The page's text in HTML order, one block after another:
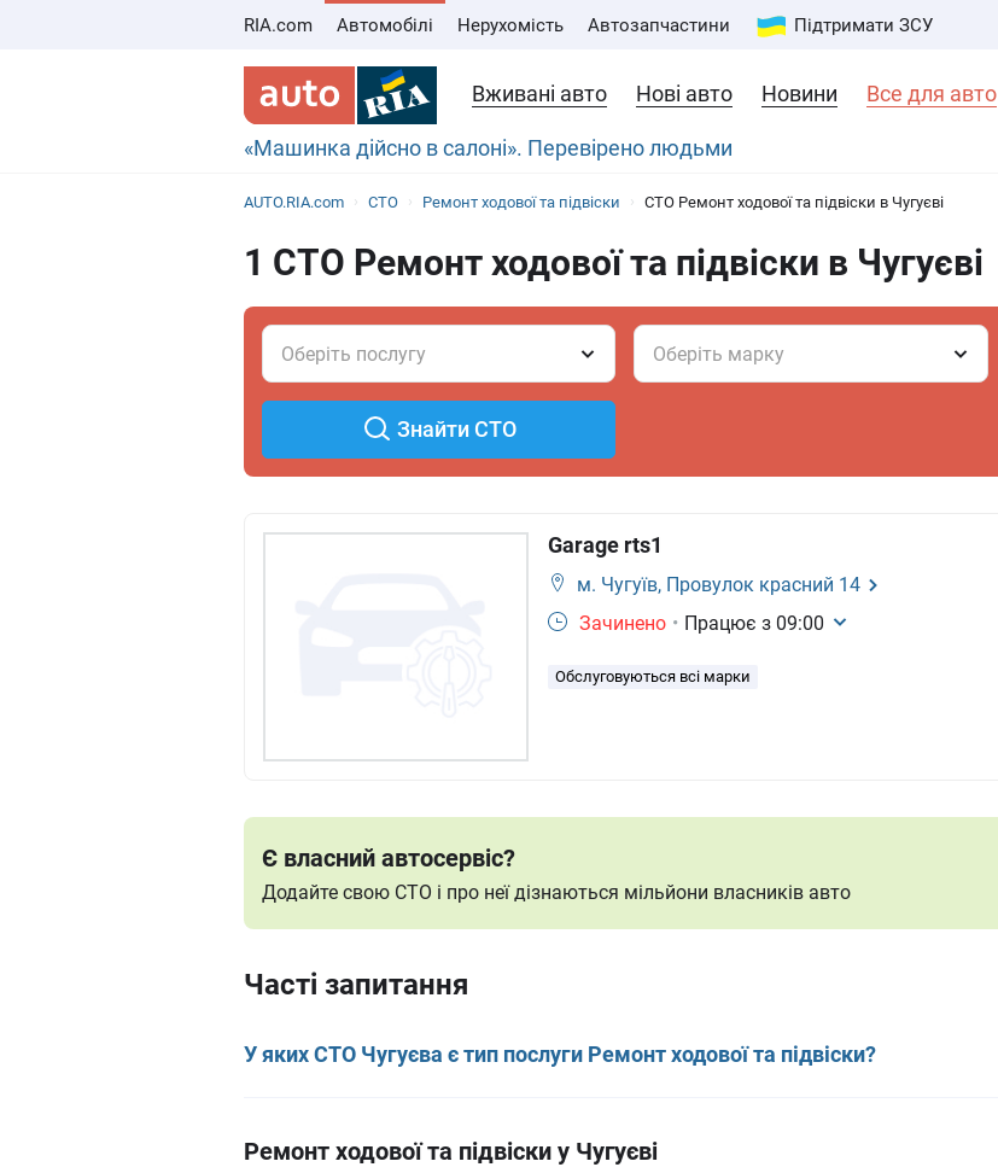
RIA.com Автомобілі Нерухомість Автозапчастини Підтримати ЗСУ
Вживані авто Нові авто Новини Все для авто
«Машинка дійсно в салоні». Перевірено людьми
AUTO.RIA.com СТО Ремонт ходової та підвіски СТО Ремонт ходової та підвіски в Чугуєві
1 СТО Ремонт ходової та підвіски в Чугуєві
Знайти СТО
Garage rts1
м. Чугуїв, Провулок красний 14
Зачинено • Працює з 09:00
Обслуговуються всі марки
Є власний автосервіс?
Додайте свою СТО і про неї дізнаються мільйони власників авто
Часті запитання
У яких СТО Чугуєва є тип послуги Ремонт ходової та підвіски?
Ремонт ходової та підвіски у Чугуєві